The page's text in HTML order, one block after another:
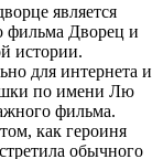
является
фильма Дворец и
истории.
для интернета и
по имени Лю
фильма.
как героиня
обычного